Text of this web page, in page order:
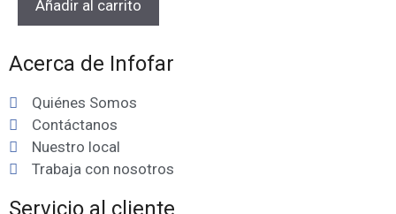
Añadir al carrito
Acerca de Infofar
Quiénes Somos
Contáctanos
Nuestro local
Trabaja con nosotros
Servicio al cliente